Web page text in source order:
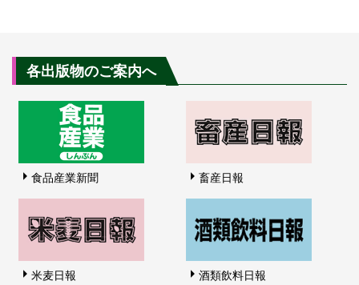
各出版物のご案内へ
食品産業新聞 畜産日報
米麦日報 酒類飲料日報